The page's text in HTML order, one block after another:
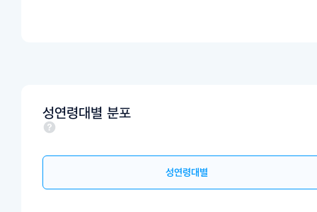
성연령대별 분포
성연령대별